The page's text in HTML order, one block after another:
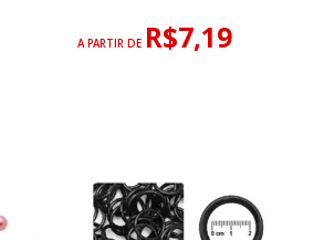
A PARTIR DE R$7,19